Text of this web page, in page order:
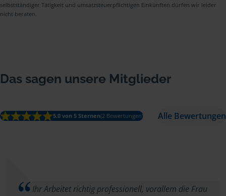
selbstständiger Tätigkeit und umsatzsteuerpflichtigen Einkünften dürfen wir leider
nicht beraten.
Das sagen unsere Mitglieder
5.0 von 5 Sternen(2 Bewertungen) Alle Bewertungen
Ihr Arbeitet richtig professionell, vorallem die Frau